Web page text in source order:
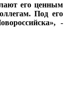
его ценным
Под его
-